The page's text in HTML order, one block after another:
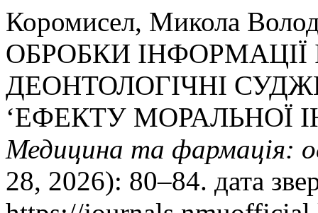
Коромисел, Микола
ОБРОБКИ
ДЕОНТОЛОГІЧНІ
‘ЕФЕКТУ МОРАЛЬНОЇ
Медицина та фармація:
28, 2026): 80–84. дата